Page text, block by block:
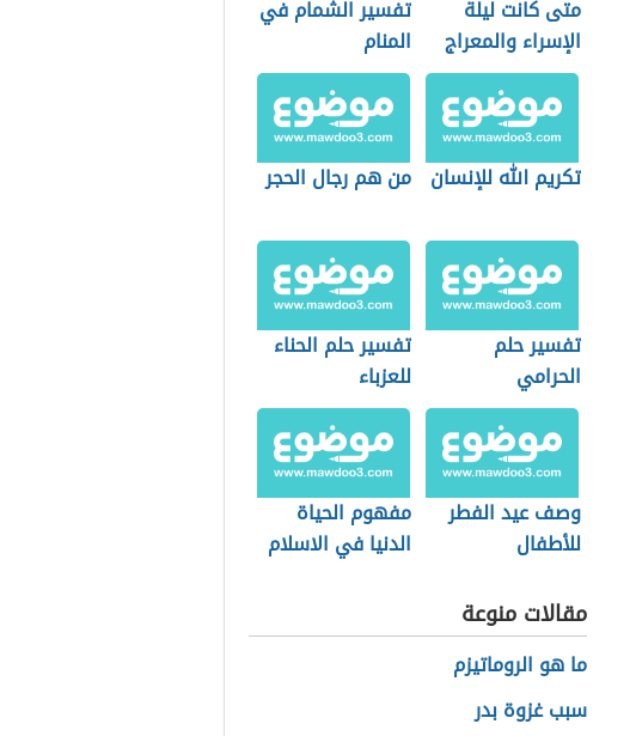
متى كانت ليلة
الإسراء والمعراج
تفسير الشمام في
المنام
تكريم الله للإنسان من هم رجال الحجر
تفسير حلم
الحرامي
تفسير حلم الحناء
للعزباء
وصف عيد الفطر
للأطفال
مفهوم الحياة
الدنيا في الاسلام
مقالات منوعة
ما هو الروماتيزم
سبب غزوة بدر